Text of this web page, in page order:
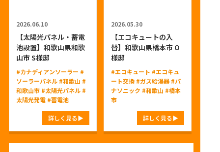
2026.06.10
【太陽光パネル・蓄電
池設置】和歌山県和歌
山市 S様邸
#カナディアンソーラー #
ソーラーパネル #和歌山 #
和歌山市 #太陽光パネル #
太陽光発電 #蓄電池
詳しく見る
2026.05.30
【エコキュートの入
替】和歌山県橋本市 O
様邸
#エコキュート #エコキュ
ート交換 #ガス給湯器 #パ
ナソニック #和歌山 #橋本
市
詳しく見る